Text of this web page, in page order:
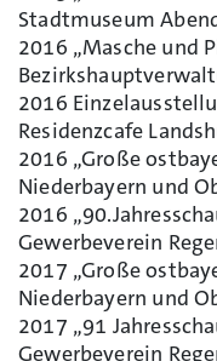
Stadtmuseum
2016 „Masche und
2016
Residenzcafe
2016 „Große
Niederbayern und
2016
Gewerbeverein
2017 „Große
Niederbayern und
2017 „91
Gewerbeverein